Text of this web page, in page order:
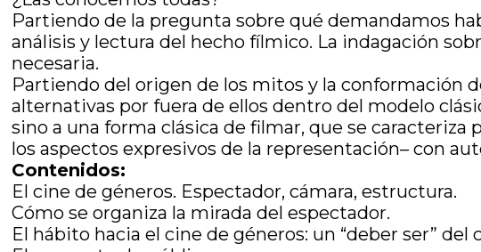
Partiendo de la pregunta sobre qué demandamos
análisis y lectura del hecho fílmico. La indagación
necesaria.
Partiendo del origen de los mitos y la conformación
alternativas por fuera de ellos dentro del modelo
sino a una forma clásica de filmar, que se
los aspectos expresivos de la representación– con
Contenidos:
El cine de géneros. Espectador, cámara, estructura.
Cómo se organiza la mirada del espectador.
El hábito hacia el cine de géneros: un “deber ser”